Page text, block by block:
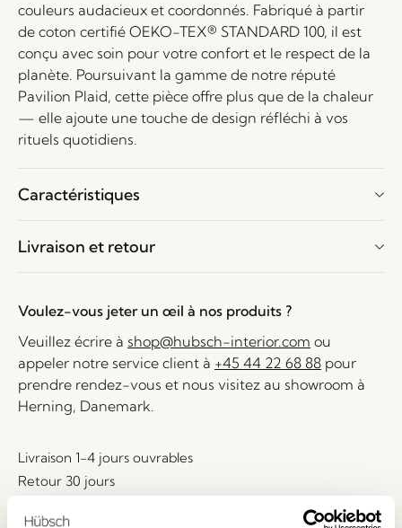
couleurs audacieux et coordonnés. Fabriqué à partir
de coton certifié OEKO-TEX® STANDARD 100, il est
conçu avec soin pour votre confort et le respect de la
planète. Poursuivant la gamme de notre réputé
Pavilion Plaid, cette pièce offre plus que de la chaleur
— elle ajoute une touche de design réfléchi à vos
rituels quotidiens.
Caractéristiques
Livraison et retour
Voulez-vous jeter un œil à nos produits ?
Veuillez écrire à shop@hubsch-interior.com ou
appeler notre service client à +45 44 22 68 88 pour
prendre rendez-vous et nous visitez au showroom à
Herning, Danemark.
Livraison 1-4 jours ouvrables
Retour 30 jours